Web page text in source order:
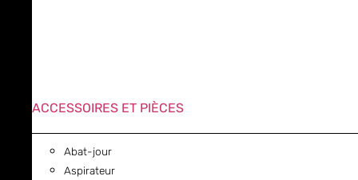
ACCESSOIRES ET PIÈCES
Abat-jour
Aspirateur